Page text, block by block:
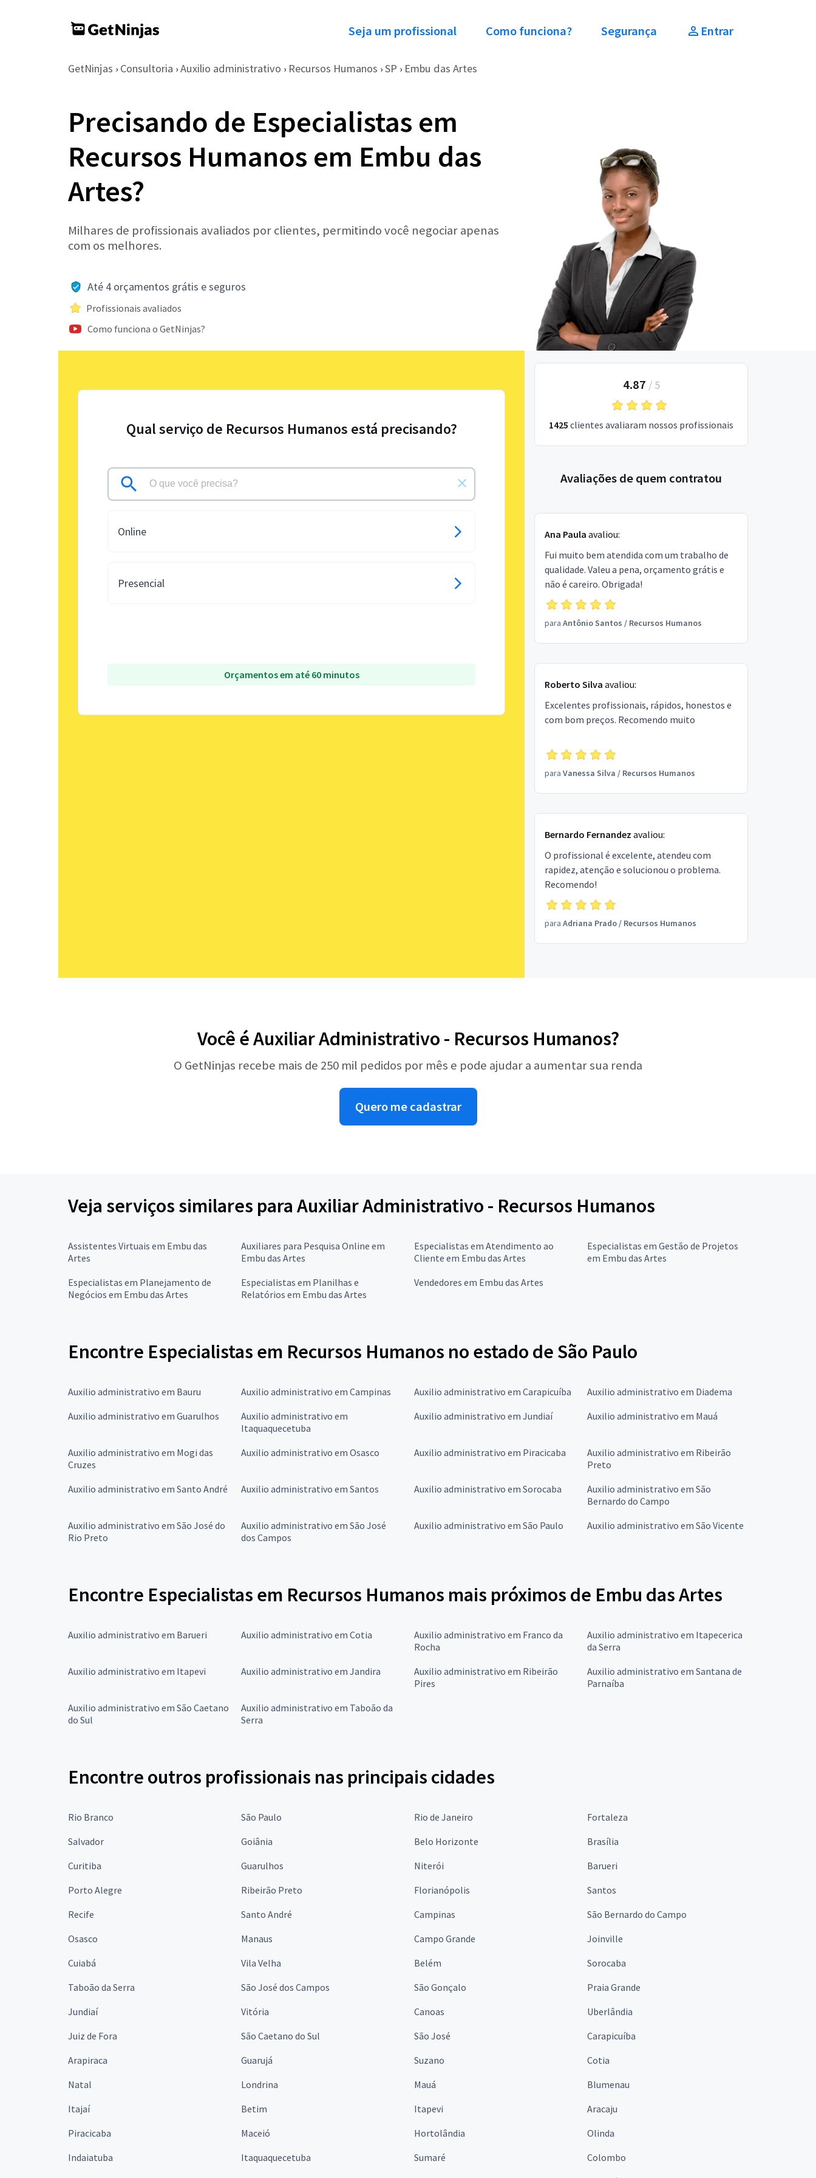
Seja um profissional Como funciona? Segurança Entrar
GetNinjas › Consultoria › Auxilio administrativo › Recursos Humanos › SP › Embu das Artes
Precisando de Especialistas em
Recursos Humanos em Embu das
Artes?
Milhares de profissionais avaliados por clientes, permitindo você negociar apenas
com os melhores.
Até 4 orçamentos grátis e seguros
Profissionais avaliados
Como funciona o GetNinjas?
Qual serviço de Recursos Humanos está precisando?
Online
Presencial
Orçamentos em até 60 minutos
4.87 / 5
1425 clientes avaliaram nossos profissionais
Avaliações de quem contratou
Ana Paula avaliou:
Fui muito bem atendida com um trabalho de
qualidade. Valeu a pena, orçamento grátis e
não é careiro. Obrigada!
para Antônio Santos / Recursos Humanos
Roberto Silva avaliou:
Excelentes profissionais, rápidos, honestos e
com bom preços. Recomendo muito
para Vanessa Silva / Recursos Humanos
Bernardo Fernandez avaliou:
O profissional é excelente, atendeu com
rapidez, atenção e solucionou o problema.
Recomendo!
para Adriana Prado/ Recursos Humanos
Você é Auxiliar Administrativo - Recursos Humanos?
O GetNinjas recebe mais de 250 mil pedidos por mês e pode ajudar a aumentar sua renda
Quero me cadastrar
Veja serviços similares para Auxiliar Administrativo - Recursos Humanos
Assistentes Virtuais em Embu das
Artes
Auxiliares para Pesquisa Online em
Embu das Artes
Especialistas em Atendimento ao
Cliente em Embu das Artes
Especialistas em Gestão de Projetos
em Embu das Artes
Especialistas em Planejamento de
Negócios em Embu das Artes
Especialistas em Planilhas e
Relatórios em Embu das Artes
Vendedores em Embu das Artes
Encontre Especialistas em Recursos Humanos no estado de São Paulo
Auxilio administrativo em Bauru Auxilio administrativo em Campinas Auxilio administrativo em Carapicuíba
Auxilio administrativo em Diadema
Auxilio administrativo em Guarulhos
Auxilio administrativo em
Itaquaquecetuba
Auxilio administrativo em Jundiaí Auxilio administrativo em Mauá
Auxilio administrativo em Mogi das
Cruzes
Auxilio administrativo em Osasco Auxilio administrativo em Piracicaba
Auxilio administrativo em Ribeirão
Preto
Auxilio administrativo em Santo André
Auxilio administrativo em Santos Auxilio administrativo em Sorocaba
Auxilio administrativo em São
Bernardo do Campo
Auxilio administrativo em São José do
Rio Preto
Auxilio administrativo em São José
dos Campos
Auxilio administrativo em São Paulo Auxilio administrativo em São Vicente
Encontre Especialistas em Recursos Humanos mais próximos de Embu das Artes
Auxilio administrativo em Barueri Auxilio administrativo em Cotia
Auxilio administrativo em Franco da
Rocha
Auxilio administrativo em Itapecerica
da Serra
Auxilio administrativo em Itapevi
Auxilio administrativo em Jandira
Auxilio administrativo em Ribeirão
Pires
Auxilio administrativo em Santana de
Parnaíba
Auxilio administrativo em São Caetano
do Sul
Auxilio administrativo em Taboão da
Serra
Encontre outros profissionais nas principais cidades
Rio Branco São Paulo Rio de Janeiro
Fortaleza
Salvador
Goiânia Belo Horizonte
Brasília
Curitiba
Guarulhos Niterói
Barueri
Porto Alegre
Ribeirão Preto Florianópolis
Santos
Recife
Santo André Campinas
São Bernardo do Campo
Osasco
Manaus Campo Grande
Joinville
Cuiabá
Vila Velha Belém
Sorocaba
Taboão da Serra
São José dos Campos São Gonçalo
Praia Grande
Jundiaí
Vitória Canoas
Uberlândia
Juiz de Fora
São Caetano do Sul São José
Carapicuíba
Arapiraca
Guarujá Suzano
Cotia
Natal
Londrina Mauá
Blumenau
Itajaí
Betim Itapevi
Aracaju
Piracicaba
Maceió Hortolândia
Olinda
Indaiatuba
Itaquaquecetuba Sumaré
Colombo